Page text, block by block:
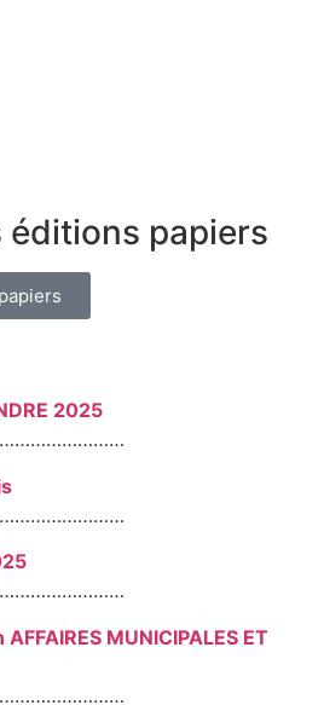
éditions papiers
2025
MUNICIPALES ET